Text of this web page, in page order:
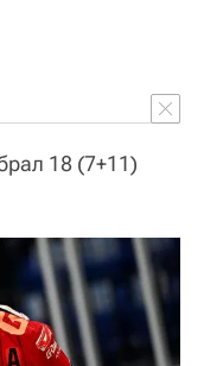
18 (7+11)